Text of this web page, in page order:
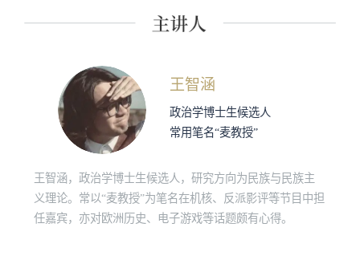
王智涵
政治学博士生候选人
常用笔名“麦教授”
王智涵，政治学博士生候选人，研究方向为民族与民族主
义理论。常以“麦教授”为笔名在机核、反派影评等节目中担
任嘉宾，亦对欧洲历史、电子游戏等话题颇有心得。